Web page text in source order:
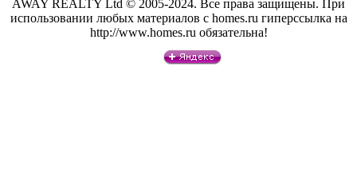
AWAY REALTY Ltd © 2005-2024. Все права защищены. При
использовании любых материалов с homes.ru гиперссылка на
http://www.homes.ru обязательна!